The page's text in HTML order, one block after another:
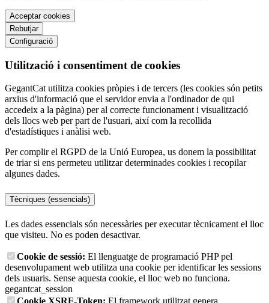
Acceptar cookies
Rebutjar
Configuració
Utilització i consentiment de cookies
GegantCat utilitza cookies pròpies i de tercers (les cookies són petits
arxius d'informació que el servidor envia a l'ordinador de qui
accedeix a la pàgina) per al correcte funcionament i visualització
dels llocs web per part de l'usuari, així com la recollida
d'estadístiques i anàlisi web.
Per complir el RGPD de la Unió Europea, us donem la possibilitat
de triar si ens permeteu utilitzar determinades cookies i recopilar
algunes dades.
Tècniques (essencials)
Les dades essencials són necessàries per executar tècnicament el lloc
que visiteu. No es poden desactivar.
Cookie de sessió: El llenguatge de programació PHP pel
desenvolupament web utilitza una cookie per identificar les sessions
dels usuaris. Sense aquesta cookie, el lloc web no funciona.
gegantcat_session
Cookie XSRF-Token: El framework utilitzat genera